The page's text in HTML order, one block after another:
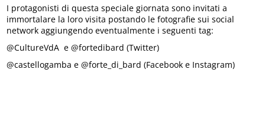
I protagonisti di questa speciale giornata sono invitati a
immortalare la loro visita postando le fotografie sui social
network aggiungendo eventualmente i seguenti tag:
@CultureVdA e @fortedibard (Twitter)
@castellogamba e @forte_di_bard (Facebook e Instagram)